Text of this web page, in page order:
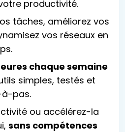
productivité.
tâches, améliorez vos
vos réseaux en
chaque semaine
simples, testés et
pas.
ou accélérez-la
sans compétences